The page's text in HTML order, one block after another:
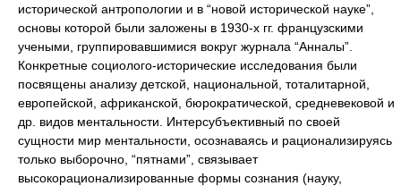
исторической антропологии и в “новой исторической науке”,
основы которой были заложены в 1930-х гг. французскими
учеными, группировавшимися вокруг журнала “Анналы”.
Конкретные социолого-исторические исследования были
посвящены анализу детской, национальной, тоталитарной,
европейской, африканской, бюрократической, средневековой и
др. видов ментальности. Интерсубъективный по своей
сущности мир ментальности, осознаваясь и рационализируясь
только выборочно, “пятнами”, связывает
высокорационализированные формы сознания (науку,